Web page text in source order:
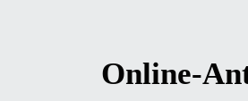
Online-